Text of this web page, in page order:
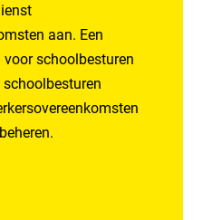
aan. Een
schoolbesturen